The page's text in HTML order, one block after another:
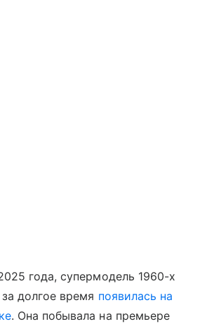
года, супермодель 1960-х
долгое время появилась на
. Она побывала на премьере